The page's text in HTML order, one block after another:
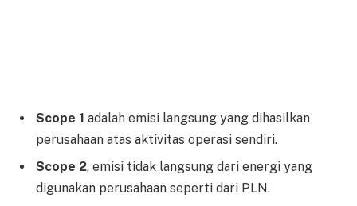
Scope 1 adalah emisi langsung yang dihasilkan
perusahaan atas aktivitas operasi sendiri.
Scope 2, emisi tidak langsung dari energi yang
digunakan perusahaan seperti dari PLN.